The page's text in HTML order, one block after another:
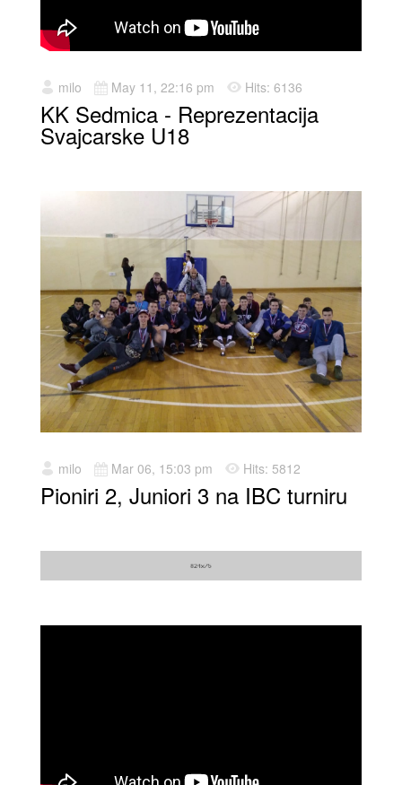
milo May 11, 22:16 pm Hits: 6136
KK Sedmica - Reprezentacija
Svajcarske U18
milo Mar 06, 15:03 pm Hits: 5812
Pioniri 2, Juniori 3 na IBC turniru